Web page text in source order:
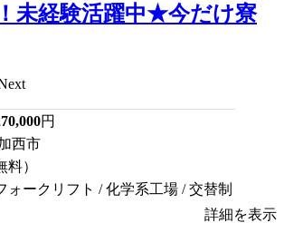
未経験活躍中★今だけ寮
円
西市
料）
ォークリフト / 化学系工場 / 交替制
詳細を表示